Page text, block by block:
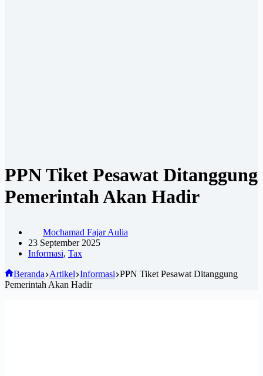
PPN Tiket Pesawat Ditanggung
Pemerintah Akan Hadir
Mochamad Fajar Aulia
23 September 2025
Informasi, Tax
Beranda Artikel Informasi PPN Tiket Pesawat Ditanggung
Pemerintah Akan Hadir